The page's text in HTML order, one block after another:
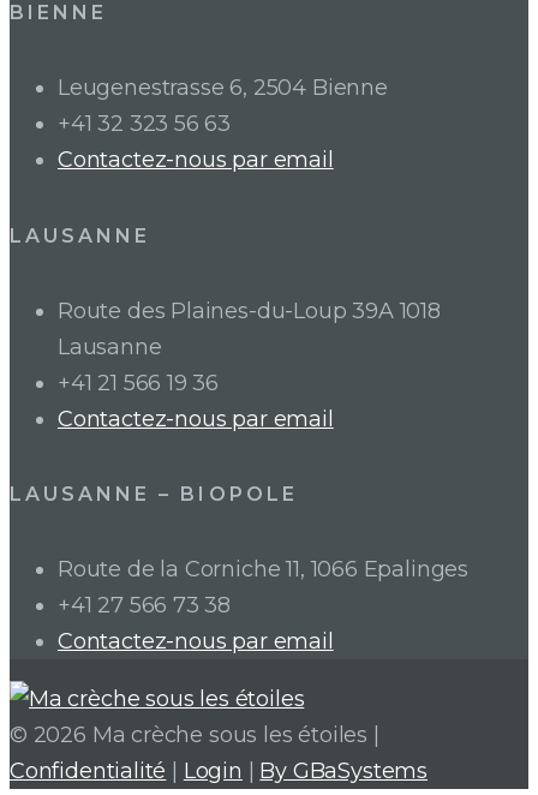
BIENNE
Leugenestrasse 6, 2504 Bienne
+41 32 323 56 63
Contactez-nous par email
LAUSANNE
Route des Plaines-du-Loup 39A 1018
Lausanne
+41 21 566 19 36
Contactez-nous par email
LAUSANNE – BIOPOLE
Route de la Corniche 11, 1066 Epalinges
+41 27 566 73 38
Contactez-nous par email
© 2026 Ma crèche sous les étoiles |
Confidentialité
Login By GBaSystems